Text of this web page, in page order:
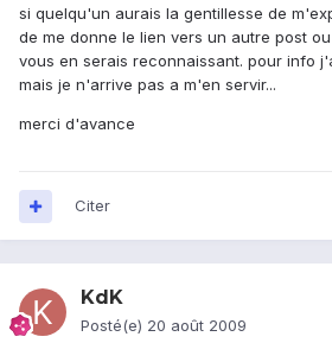
si quelqu'un aurais la gentillesse de
de me donne le lien vers un autre post
vous en serais reconnaissant. pour info
mais je n'arrive pas a m'en servir...
merci d'avance
Citer
KdK
Posté(e) 20 août 2009